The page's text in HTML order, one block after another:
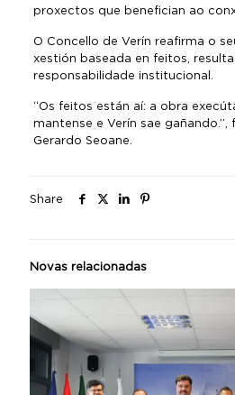
proxectos que benefician ao
O Concello de Verín reafirma o
xestión baseada en feitos,
responsabilidade institucional.
“Os feitos están aí: a obra
mantense e Verín sae gañando.”,
Gerardo Seoane.
Share
Novas relacionadas